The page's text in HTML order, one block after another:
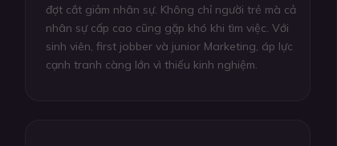
đợt cắt giảm nhân sự. Không chỉ người trẻ mà cả
nhân sự cấp cao cũng gặp khó khi tìm việc. Với
sinh viên, first jobber và junior Marketing, áp lực
cạnh tranh càng lớn vì thiếu kinh nghiệm.